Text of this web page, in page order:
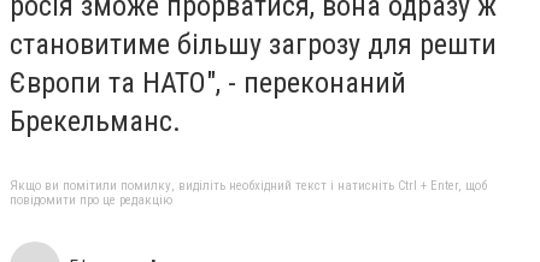
становитиме більшу загрозу для решти
Європи та НАТО", - переконаний
Брекельманс.
Якщо ви помітили помилку, виділіть необхідний текст і натисніть Ctrl + Enter, щоб
повідомити про це редакцію